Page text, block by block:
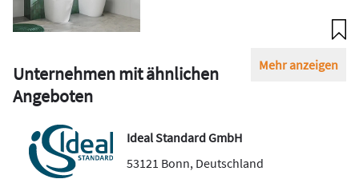
Mehr anzeigen
Unternehmen mit ähnlichen
Angeboten
Ideal Standard GmbH
53121 Bonn, Deutschland